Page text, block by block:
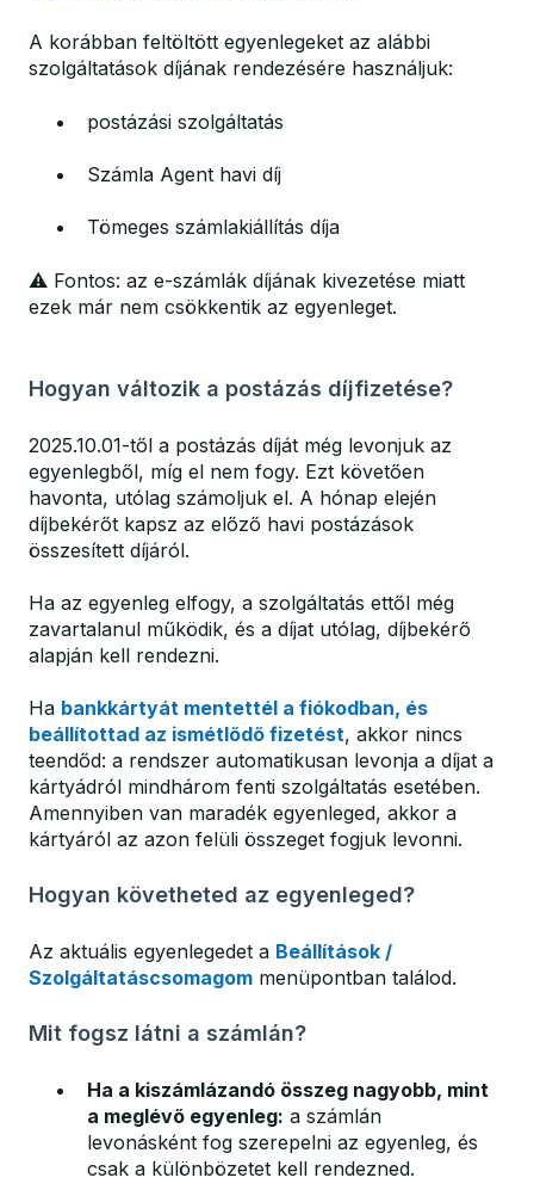
A korábban feltöltött egyenlegeket az alábbi
szolgáltatások díjának rendezésére használjuk:
postázási szolgáltatás
Számla Agent havi díj
Tömeges számlakiállítás díja
⚠️ Fontos: az e-számlák díjának kivezetése miatt
ezek már nem csökkentik az egyenleget.
Hogyan változik a postázás díjfizetése?
2025.10.01-től a postázás díját még levonjuk az
egyenlegből, míg el nem fogy. Ezt követően
havonta, utólag számoljuk el. A hónap elején
díjbekérőt kapsz az előző havi postázások
összesített díjáról.
Ha az egyenleg elfogy, a szolgáltatás ettől még
zavartalanul működik, és a díjat utólag, díjbekérő
alapján kell rendezni.
Ha bankkártyát mentettél a fiókodban, és
beállítottad az ismétlődő fizetést, akkor nincs
teendőd: a rendszer automatikusan levonja a díjat a
kártyádról mindhárom fenti szolgáltatás esetében.
Amennyiben van maradék egyenleged, akkor a
kártyáról az azon felüli összeget fogjuk levonni.
Hogyan követheted az egyenleged?
Az aktuális egyenlegedet a Beállítások /
Szolgáltatáscsomagom menüpontban találod.
Mit fogsz látni a számlán?
Ha a kiszámlázandó összeg nagyobb, mint
a meglévő egyenleg: a számlán
levonásként fog szerepelni az egyenleg, és
csak a különbözetet kell rendezned.